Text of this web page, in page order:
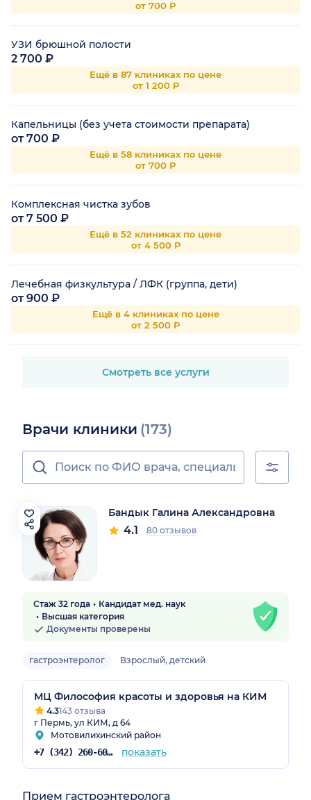
от 700 Р
УЗИ брюшной полости
2 700 ₽
Ещё в 87 клиниках по цене
от 1 200 Р
Капельницы (без учета стоимости препарата)
от 700 ₽
Ещё в 58 клиниках по цене
от 700 Р
Комплексная чистка зубов
от 7 500 ₽
Ещё в 52 клиниках по цене
от 4 500 Р
Лечебная физкультура / ЛФК (группа, дети)
от 900 ₽
Ещё в 4 клиниках по цене
от 2 500 Р
Смотреть все услуги
Врачи клиники (173)
Бандык Галина Александровна
4.1 80 отзывов
Стаж 32 года
Кандидат мед. наук
Высшая категория
Документы проверены
гастроэнтеролог Взрослый, детский
МЦ Философия красоты и здоровья на КИМ
4.3143 отзыва
г Пермь, ул КИМ, д 64
Мотовилихинский район
+7 (342) 260-60-60 показать
Прием гастроэнтеролога